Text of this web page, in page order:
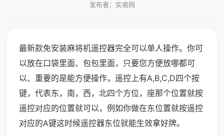
发布者：实易网
最新款免安装麻将机遥控器完全可以单人操作。你可
以放在口袋里面、包包里面，只要您方便放哪都可
以、重要的是能方便操作，遥控上有A,B,C,D四个按
键，代表东，南，西，北四个方位，座那个位置就按
遥控对应的位置就可以，例如你做在东位置就按遥控
对应的A键这时候遥控器东位就能生效拿好牌。